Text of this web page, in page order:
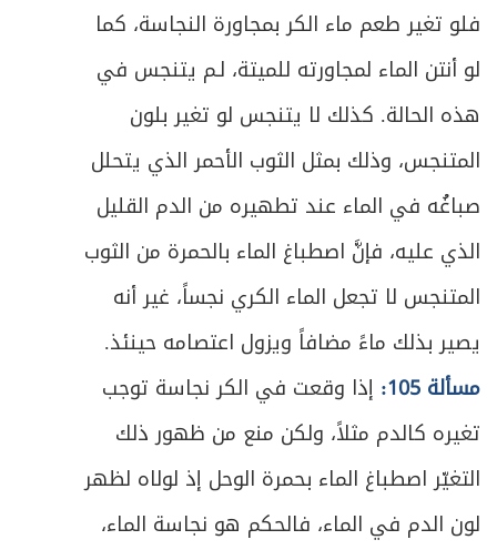
فلو تغير طعم ماء الكر بمجاورة النجاسة، كما
لو أنتن الماء لمجاورته للميتة، لـم يتنجس في
هذه الحالة. كذلك لا يتنجس لو تغير بلون
المتنجس، وذلك بمثل الثوب الأحمر الذي يتحلل
صباغُه في الماء عند تطهيره من الدم القليل
الذي عليه، فإنَّ اصطباغ الماء بالحمرة من الثوب
المتنجس لا تجعل الماء الكري نجساً، غير أنه
يصير بذلك ماءً مضافاً ويزول اعتصامه حينئذ.
مسألة 105:
إذا وقعت في الكر نجاسة توجب
تغيره كالدم مثلاً، ولكن منع من ظهور ذلك
التغيّر اصطباغ الماء بحمرة الوحل إذ لولاه لظهر
لون الدم في الماء، فالحكم هو نجاسة الماء،
532 المبحث الأول ـ في خمس الغنائم ونحوها
ص
543 المبحث الثاني ـ في فاضل المؤنة
544
547 الثاني - المؤنة المستثناة
ص 557 الثالث ـ فائدة اتخاذ رأس السنة وكيفيته
559 الرابع- خمس مال التجارة
ص
571 الخامس - كيفية تقدير الخمس
ص
577 الفصل الثاني: في أحكام دفع الخمس
579 المبحث الأول ـ في أوصاف المستحق